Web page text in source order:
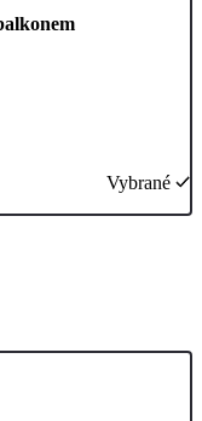
Vybrané